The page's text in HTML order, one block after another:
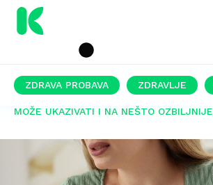
ZDRAVA PROBAVA ZDRAVLJE
MOŽE UKAZIVATI I NA NEŠTO OZBILJNIJE